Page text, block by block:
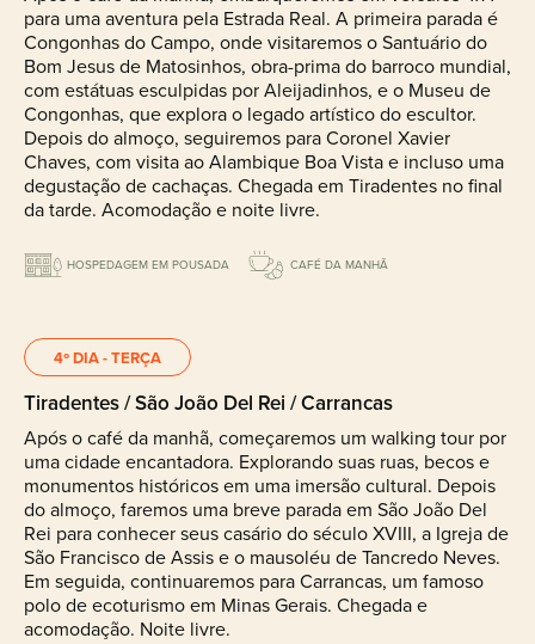
para uma aventura pela Estrada Real. A primeira parada é
Congonhas do Campo, onde visitaremos o Santuário do
Bom Jesus de Matosinhos, obra-prima do barroco mundial,
com estátuas esculpidas por Aleijadinhos, e o Museu de
Congonhas, que explora o legado artístico do escultor.
Depois do almoço, seguiremos para Coronel Xavier
Chaves, com visita ao Alambique Boa Vista e incluso uma
degustação de cachaças. Chegada em Tiradentes no final
da tarde. Acomodação e noite livre.
HOSPEDAGEM EM POUSADA CAFÉ DA MANHÃ
4º DIA - TERÇA
Tiradentes / São João Del Rei / Carrancas
Após o café da manhã, começaremos um walking tour por
uma cidade encantadora. Explorando suas ruas, becos e
monumentos históricos em uma imersão cultural. Depois
do almoço, faremos uma breve parada em São João Del
Rei para conhecer seus casário do século XVIII, a Igreja de
São Francisco de Assis e o mausoléu de Tancredo Neves.
Em seguida, continuaremos para Carrancas, um famoso
polo de ecoturismo em Minas Gerais. Chegada e
acomodação. Noite livre.